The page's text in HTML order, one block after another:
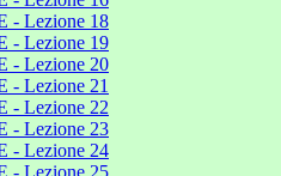
- Lezione 18
- Lezione 19
- Lezione 20
- Lezione 21
- Lezione 22
- Lezione 23
- Lezione 24
- Lezione 25